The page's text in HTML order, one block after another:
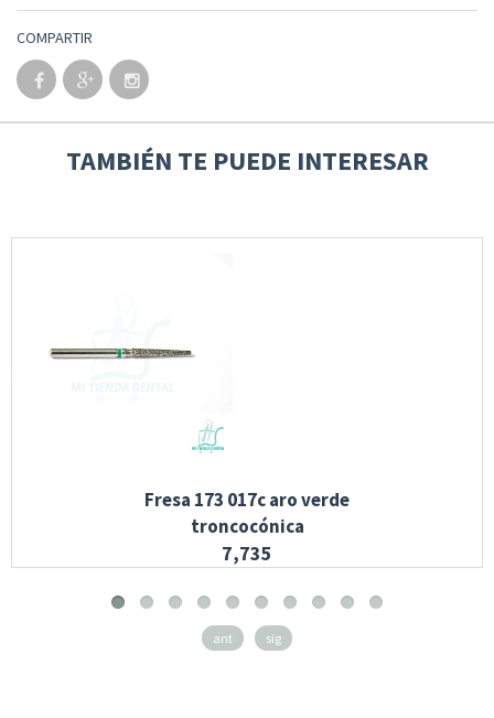
COMPARTIR
TAMBIÉN TE PUEDE INTERESAR
Fresa 173 017c aro verde
troncocónica
7,735
ant sig